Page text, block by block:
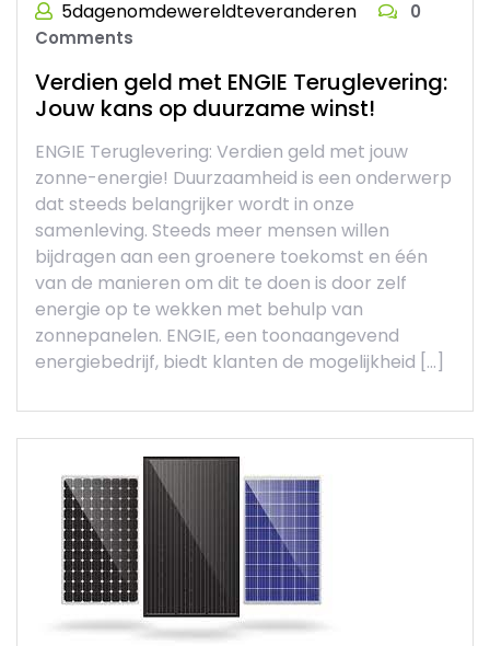
5dagenomdewereldteveranderen
0
Comments
Verdien geld met ENGIE Teruglevering:
Jouw kans op duurzame winst!
ENGIE Teruglevering: Verdien geld met jouw
zonne-energie! Duurzaamheid is een onderwerp
dat steeds belangrijker wordt in onze
samenleving. Steeds meer mensen willen
bijdragen aan een groenere toekomst en één
van de manieren om dit te doen is door zelf
energie op te wekken met behulp van
zonnepanelen. ENGIE, een toonaangevend
energiebedrijf, biedt klanten de mogelijkheid […]